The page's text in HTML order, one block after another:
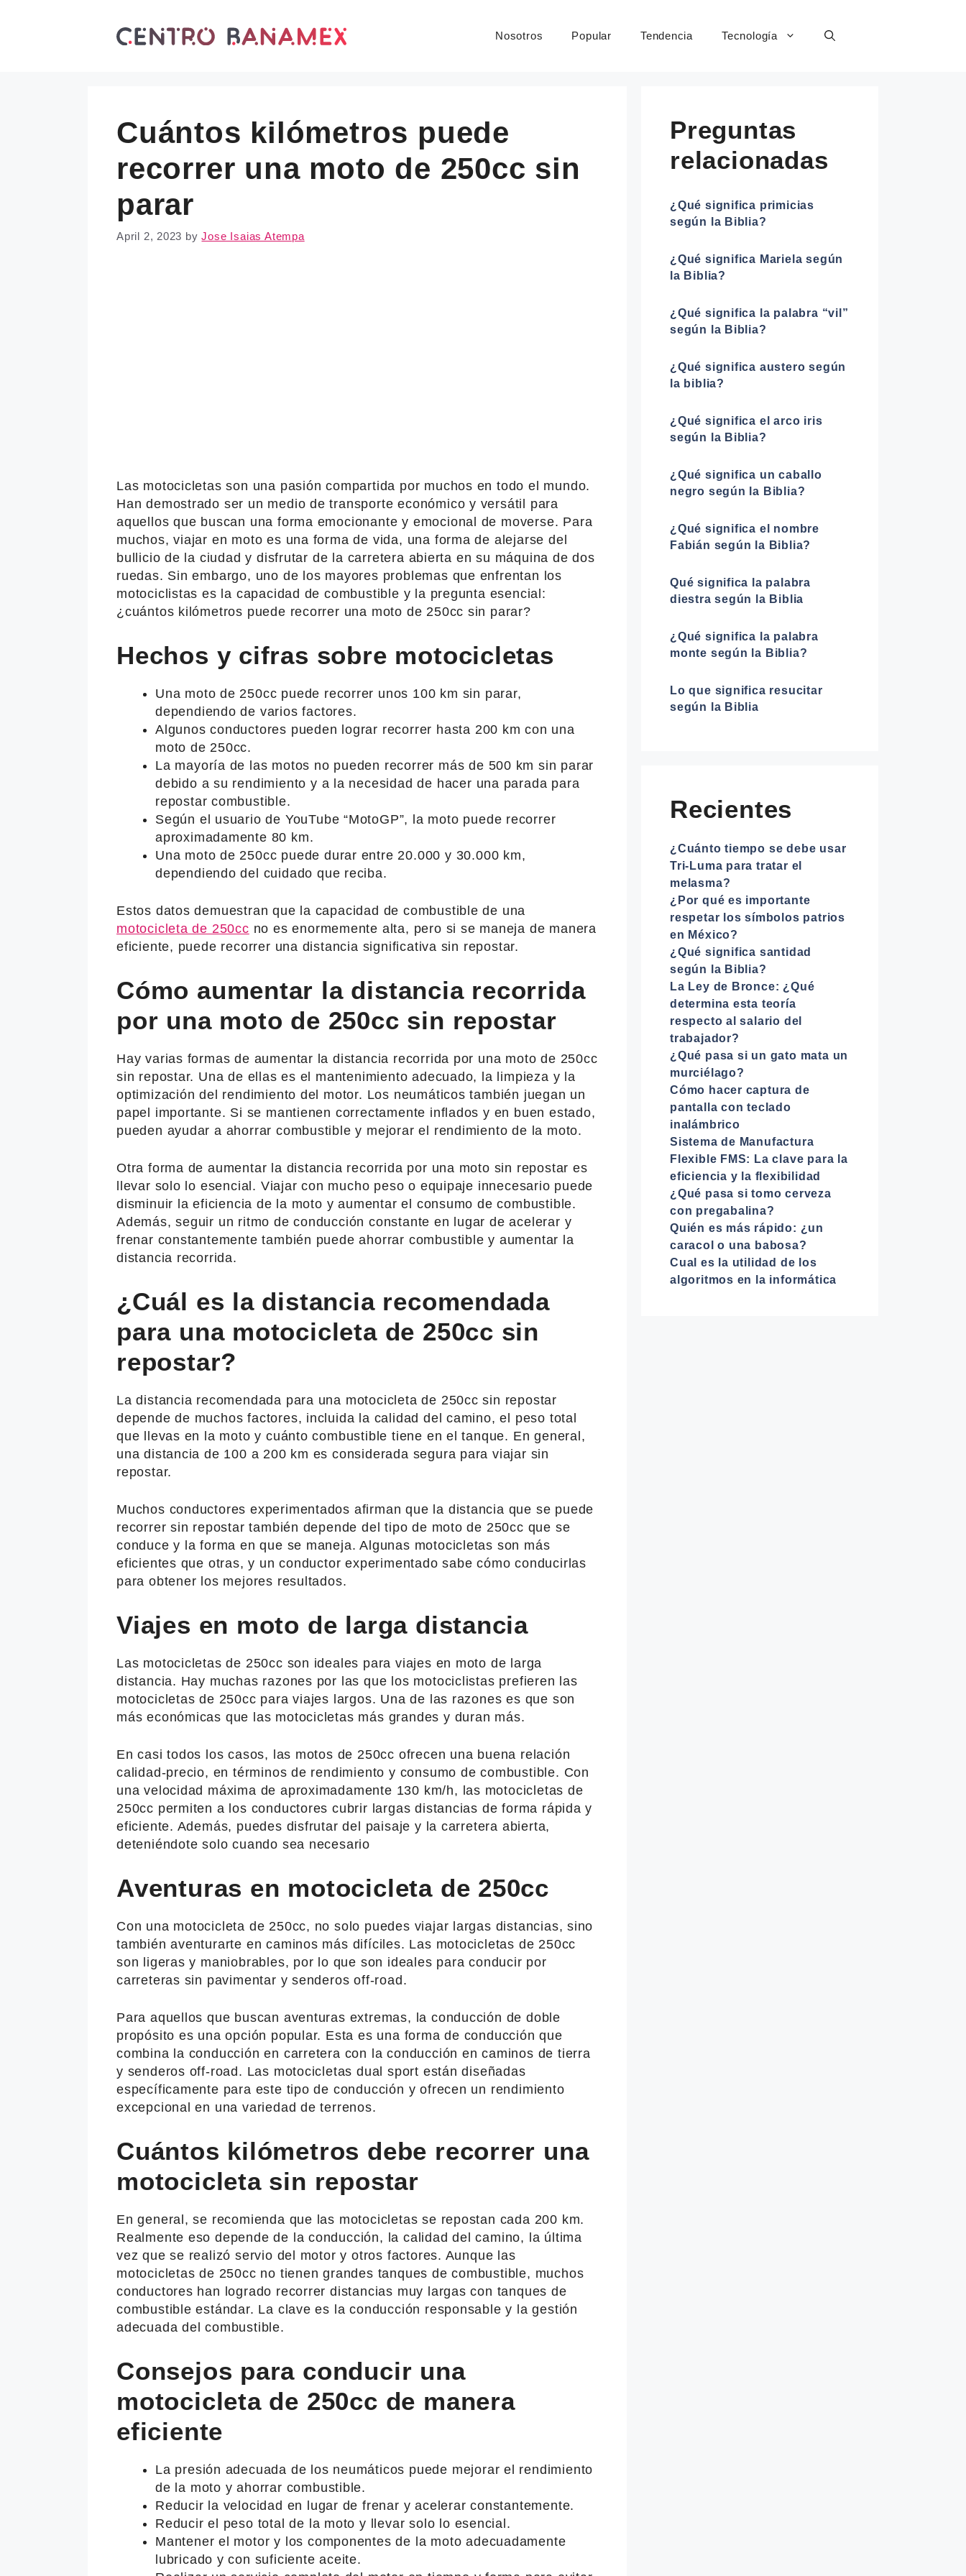
Nosotros Popular Tendencia Tecnología
Cuántos kilómetros puede
recorrer una moto de 250cc sin
parar
April 2, 2023 byJose Isaias Atempa
Las motocicletas son una pasión compartida por muchos en todo el mundo.
Han demostrado ser un medio de transporte económico y versátil para
aquellos que buscan una forma emocionante y emocional de moverse. Para
muchos, viajar en moto es una forma de vida, una forma de alejarse del
bullicio de la ciudad y disfrutar de la carretera abierta en su máquina de dos
ruedas. Sin embargo, uno de los mayores problemas que enfrentan los
motociclistas es la capacidad de combustible y la pregunta esencial:
¿cuántos kilómetros puede recorrer una moto de 250cc sin parar?
Hechos y cifras sobre motocicletas
Una moto de 250cc puede recorrer unos 100 km sin parar,
dependiendo de varios factores.
Algunos conductores pueden lograr recorrer hasta 200 km con una
moto de 250cc.
La mayoría de las motos no pueden recorrer más de 500 km sin parar
debido a su rendimiento y a la necesidad de hacer una parada para
repostar combustible.
Según el usuario de YouTube “MotoGP”, la moto puede recorrer
aproximadamente 80 km.
Una moto de 250cc puede durar entre 20.000 y 30.000 km,
dependiendo del cuidado que reciba.
Estos datos demuestran que la capacidad de combustible de una
motocicleta de 250cc no es enormemente alta, pero si se maneja de manera
eficiente, puede recorrer una distancia significativa sin repostar.
Cómo aumentar la distancia recorrida
por una moto de 250cc sin repostar
Hay varias formas de aumentar la distancia recorrida por una moto de 250cc
sin repostar. Una de ellas es el mantenimiento adecuado, la limpieza y la
optimización del rendimiento del motor. Los neumáticos también juegan un
papel importante. Si se mantienen correctamente inflados y en buen estado,
pueden ayudar a ahorrar combustible y mejorar el rendimiento de la moto.
Otra forma de aumentar la distancia recorrida por una moto sin repostar es
llevar solo lo esencial. Viajar con mucho peso o equipaje innecesario puede
disminuir la eficiencia de la moto y aumentar el consumo de combustible.
Además, seguir un ritmo de conducción constante en lugar de acelerar y
frenar constantemente también puede ahorrar combustible y aumentar la
distancia recorrida.
¿Cuál es la distancia recomendada
para una motocicleta de 250cc sin
repostar?
La distancia recomendada para una motocicleta de 250cc sin repostar
depende de muchos factores, incluida la calidad del camino, el peso total
que llevas en la moto y cuánto combustible tiene en el tanque. En general,
una distancia de 100 a 200 km es considerada segura para viajar sin
repostar.
Muchos conductores experimentados afirman que la distancia que se puede
recorrer sin repostar también depende del tipo de moto de 250cc que se
conduce y la forma en que se maneja. Algunas motocicletas son más
eficientes que otras, y un conductor experimentado sabe cómo conducirlas
para obtener los mejores resultados.
Viajes en moto de larga distancia
Las motocicletas de 250cc son ideales para viajes en moto de larga
distancia. Hay muchas razones por las que los motociclistas prefieren las
motocicletas de 250cc para viajes largos. Una de las razones es que son
más económicas que las motocicletas más grandes y duran más.
En casi todos los casos, las motos de 250cc ofrecen una buena relación
calidad-precio, en términos de rendimiento y consumo de combustible. Con
una velocidad máxima de aproximadamente 130 km/h, las motocicletas de
250cc permiten a los conductores cubrir largas distancias de forma rápida y
eficiente. Además, puedes disfrutar del paisaje y la carretera abierta,
deteniéndote solo cuando sea necesario
Aventuras en motocicleta de 250cc
Con una motocicleta de 250cc, no solo puedes viajar largas distancias, sino
también aventurarte en caminos más difíciles. Las motocicletas de 250cc
son ligeras y maniobrables, por lo que son ideales para conducir por
carreteras sin pavimentar y senderos off-road.
Para aquellos que buscan aventuras extremas, la conducción de doble
propósito es una opción popular. Esta es una forma de conducción que
combina la conducción en carretera con la conducción en caminos de tierra
y senderos off-road. Las motocicletas dual sport están diseñadas
específicamente para este tipo de conducción y ofrecen un rendimiento
excepcional en una variedad de terrenos.
Cuántos kilómetros debe recorrer una
motocicleta sin repostar
En general, se recomienda que las motocicletas se repostan cada 200 km.
Realmente eso depende de la conducción, la calidad del camino, la última
vez que se realizó servio del motor y otros factores. Aunque las
motocicletas de 250cc no tienen grandes tanques de combustible, muchos
conductores han logrado recorrer distancias muy largas con tanques de
combustible estándar. La clave es la conducción responsable y la gestión
adecuada del combustible.
Consejos para conducir una
motocicleta de 250cc de manera
eficiente
La presión adecuada de los neumáticos puede mejorar el rendimiento
de la moto y ahorrar combustible.
Reducir la velocidad en lugar de frenar y acelerar constantemente.
Reducir el peso total de la moto y llevar solo lo esencial.
Mantener el motor y los componentes de la moto adecuadamente
lubricado y con suficiente aceite.
Preguntas
relacionadas
¿Qué significa primicias
según la Biblia?
¿Qué significa Mariela según
la Biblia?
¿Qué significa la palabra “vil”
según la Biblia?
¿Qué significa austero según
la biblia?
¿Qué significa el arco iris
según la Biblia?
¿Qué significa un caballo
negro según la Biblia?
¿Qué significa el nombre
Fabián según la Biblia?
Qué significa la palabra
diestra según la Biblia
¿Qué significa la palabra
monte según la Biblia?
Lo que significa resucitar
según la Biblia
Recientes
¿Cuánto tiempo se debe usar
Tri-Luma para tratar el
melasma?
¿Por qué es importante
respetar los símbolos patrios
en México?
¿Qué significa santidad
según la Biblia?
La Ley de Bronce: ¿Qué
determina esta teoría
respecto al salario del
trabajador?
¿Qué pasa si un gato mata un
murciélago?
Cómo hacer captura de
pantalla con teclado
inalámbrico
Sistema de Manufactura
Flexible FMS: La clave para la
eficiencia y la flexibilidad
¿Qué pasa si tomo cerveza
con pregabalina?
Quién es más rápido: ¿un
caracol o una babosa?
Cual es la utilidad de los
algoritmos en la informática